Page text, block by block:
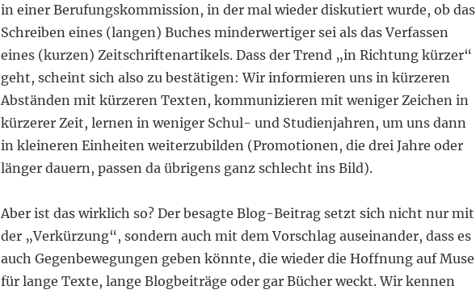
in einer Berufungskommission, in der mal wieder diskutiert wurde, ob das
Schreiben eines (langen) Buches minderwertiger sei als das Verfassen
eines (kurzen) Zeitschriftenartikels. Dass der Trend „in Richtung kürzer“
geht, scheint sich also zu bestätigen: Wir informieren uns in kürzeren
Abständen mit kürzeren Texten, kommunizieren mit weniger Zeichen in
kürzerer Zeit, lernen in weniger Schul- und Studienjahren, um uns dann
in kleineren Einheiten weiterzubilden (Promotionen, die drei Jahre oder
länger dauern, passen da übrigens ganz schlecht ins Bild).
Aber ist das wirklich so? Der besagte Blog-Beitrag setzt sich nicht nur mit
der „Verkürzung“, sondern auch mit dem Vorschlag auseinander, dass es
auch Gegenbewegungen geben könnte, die wieder die Hoffnung auf Muse
für lange Texte, lange Blogbeiträge oder gar Bücher weckt. Wir kennen